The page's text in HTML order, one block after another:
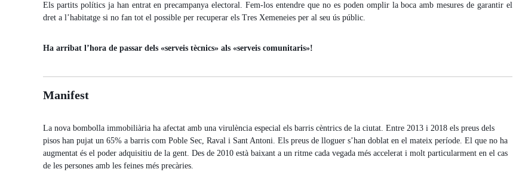
Els partits polítics ja han entrat en precampanya electoral. Fem-los entendre que no es poden omplir la boca amb mesures de garantir el
dret a l’habitatge si no fan tot el possible per recuperar els Tres Xemeneies per al seu ús públic.
Ha arribat l’hora de passar dels «serveis tècnics» als «serveis comunitaris»!
Manifest
La nova bombolla immobiliària ha afectat amb una virulència especial els barris cèntrics de la ciutat. Entre 2013 i 2018 els preus dels
pisos han pujat un 65% a barris com Poble Sec, Raval i Sant Antoni. Els preus de lloguer s’han doblat en el mateix període. El que no ha
augmentat és el poder adquisitiu de la gent. Des de 2010 està baixant a un ritme cada vegada més accelerat i molt particularment en el cas
de les persones amb les feines més precàries.